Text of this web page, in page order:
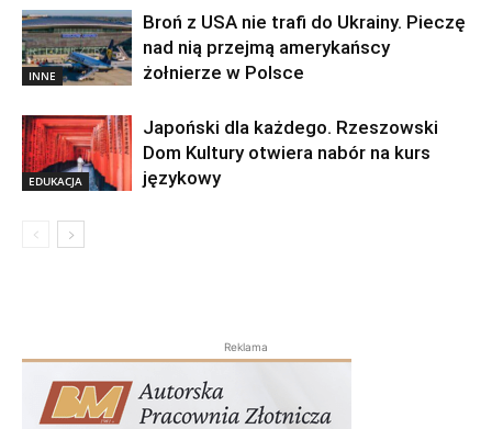
INNE
Broń z USA nie trafi do Ukrainy. Pieczę
nad nią przejmą amerykańscy
żołnierze w Polsce
EDUKACJA
Japoński dla każdego. Rzeszowski
Dom Kultury otwiera nabór na kurs
językowy
Reklama